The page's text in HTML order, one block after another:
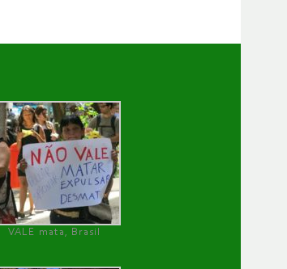
VALE mata, Brasil